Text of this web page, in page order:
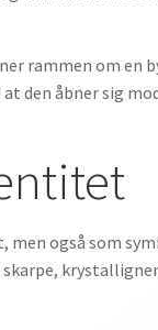
rammen om en
den åbner sig
også som